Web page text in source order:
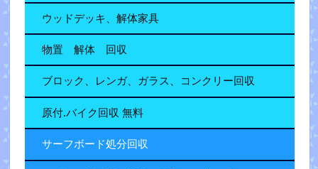
ウッドデッキ、解体家具
物置 解体 回収
ブロック、レンガ、ガラス、コンクリー回収
原付.バイク回収 無料
サーフボード処分回収